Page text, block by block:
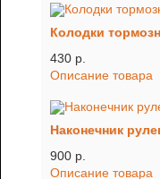
Колодки
430 p.
Описание товара
Наконечник
900 p.
Описание товара